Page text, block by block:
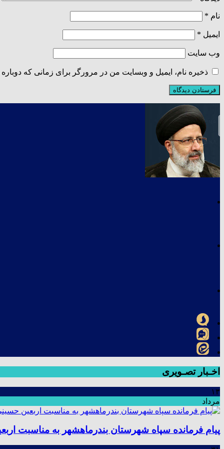
نام *
ایمیل *
وب‌ سایت
ذخیره نام، ایمیل و وبسایت من در مرورگر برای زمانی که
اخـبار تصـویری
۱۳
مرداد
پیام فرمانده سپاه شهرستان بندرماهشهر به مناسبت